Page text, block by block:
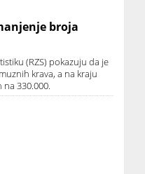
broja
(RZS) pokazuju da je
krava, a na kraju
330.000.